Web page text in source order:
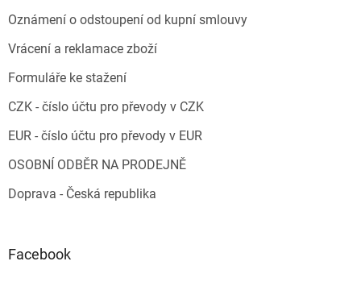
Oznámení o odstoupení od kupní smlouvy
Vrácení a reklamace zboží
Formuláře ke stažení
CZK - číslo účtu pro převody v CZK
EUR - číslo účtu pro převody v EUR
OSOBNÍ ODBĚR NA PRODEJNĚ
Doprava - Česká republika
Facebook